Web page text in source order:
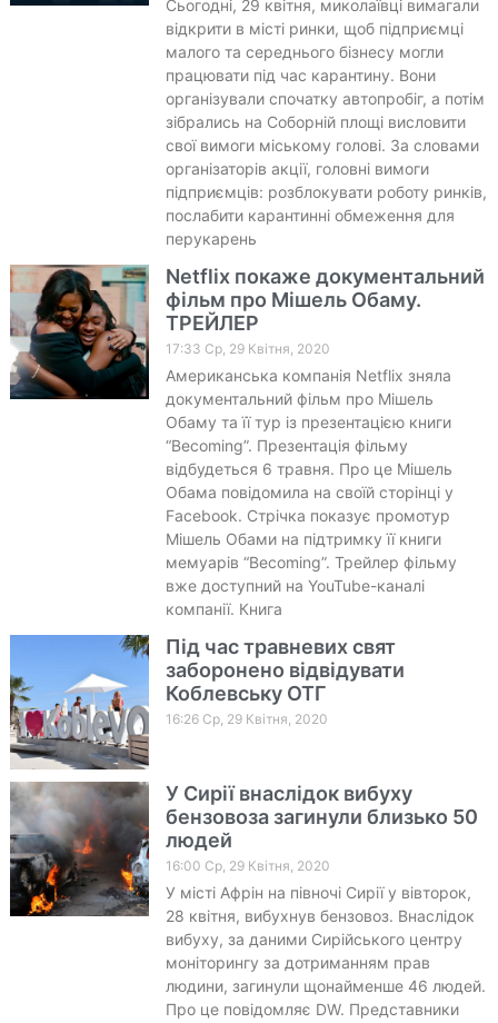
Сьогодні, 29 квітня, миколаївці вимагали
відкрити в місті ринки, щоб підприємці
малого та середнього бізнесу могли
працювати під час карантину. Вони
організували спочатку автопробіг, а потім
зібрались на Соборній площі висловити
свої вимоги міському голові. За словами
організаторів акції, головні вимоги
підприємців: розблокувати роботу ринків,
послабити карантинні обмеження для
перукарень
Netflix покаже документальний
фільм про Мішель Обаму.
ТРЕЙЛЕР
17:33 Ср, 29 Квітня, 2020
Американська компанія Netflix зняла
документальний фільм про Мішель
Обаму та її тур із презентацією книги
“Becoming”. Презентація фільму
відбудеться 6 травня. Про це Мішель
Обама повідомила на своїй сторінці у
Facebook. Стрічка показує промотур
Мішель Обами на підтримку її книги
мемуарів “Becoming”. Трейлер фільму
вже доступний на YouTube-каналі
компанії. Книга
Під час травневих свят
заборонено відвідувати
Коблевську ОТГ
16:26 Ср, 29 Квітня, 2020
У Сирії внаслідок вибуху
бензовоза загинули близько 50
людей
16:00 Ср, 29 Квітня, 2020
У місті Афрін на півночі Сирії у вівторок,
28 квітня, вибухнув бензовоз. Внаслідок
вибуху, за даними Сирійського центру
моніторингу за дотриманням прав
людини, загинули щонайменше 46 людей.
Про це повідомляє DW. Представники